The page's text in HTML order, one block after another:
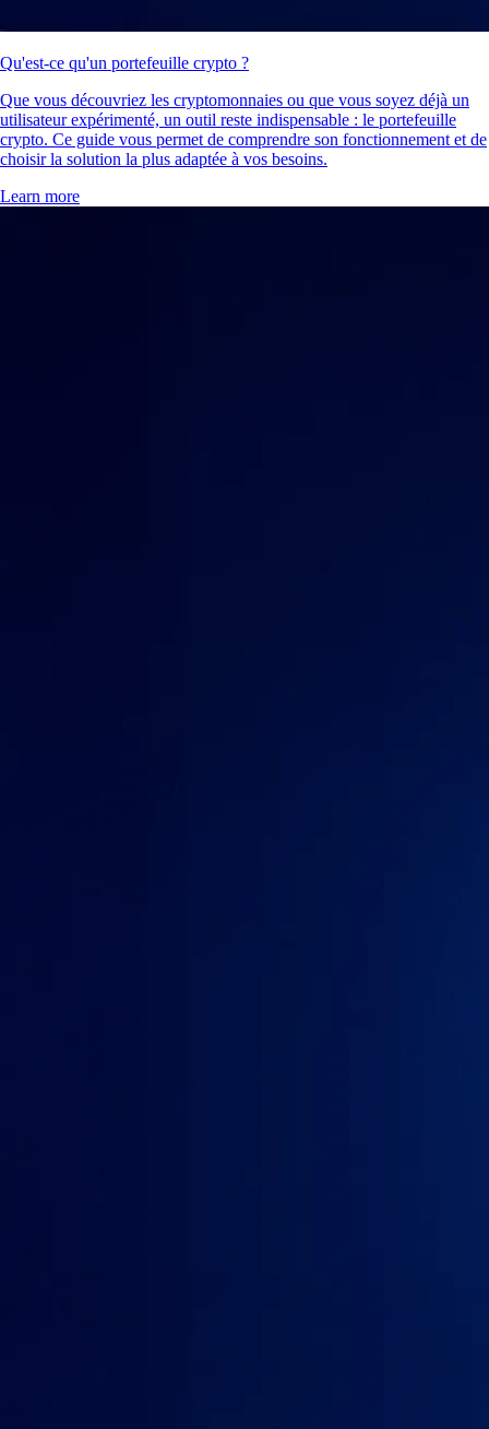
Qu'est-ce qu'un portefeuille crypto ?
Que vous découvriez les cryptomonnaies ou que vous soyez déjà un
utilisateur expérimenté, un outil reste indispensable : le portefeuille
crypto. Ce guide vous permet de comprendre son fonctionnement et de
choisir la solution la plus adaptée à vos besoins.
Learn more